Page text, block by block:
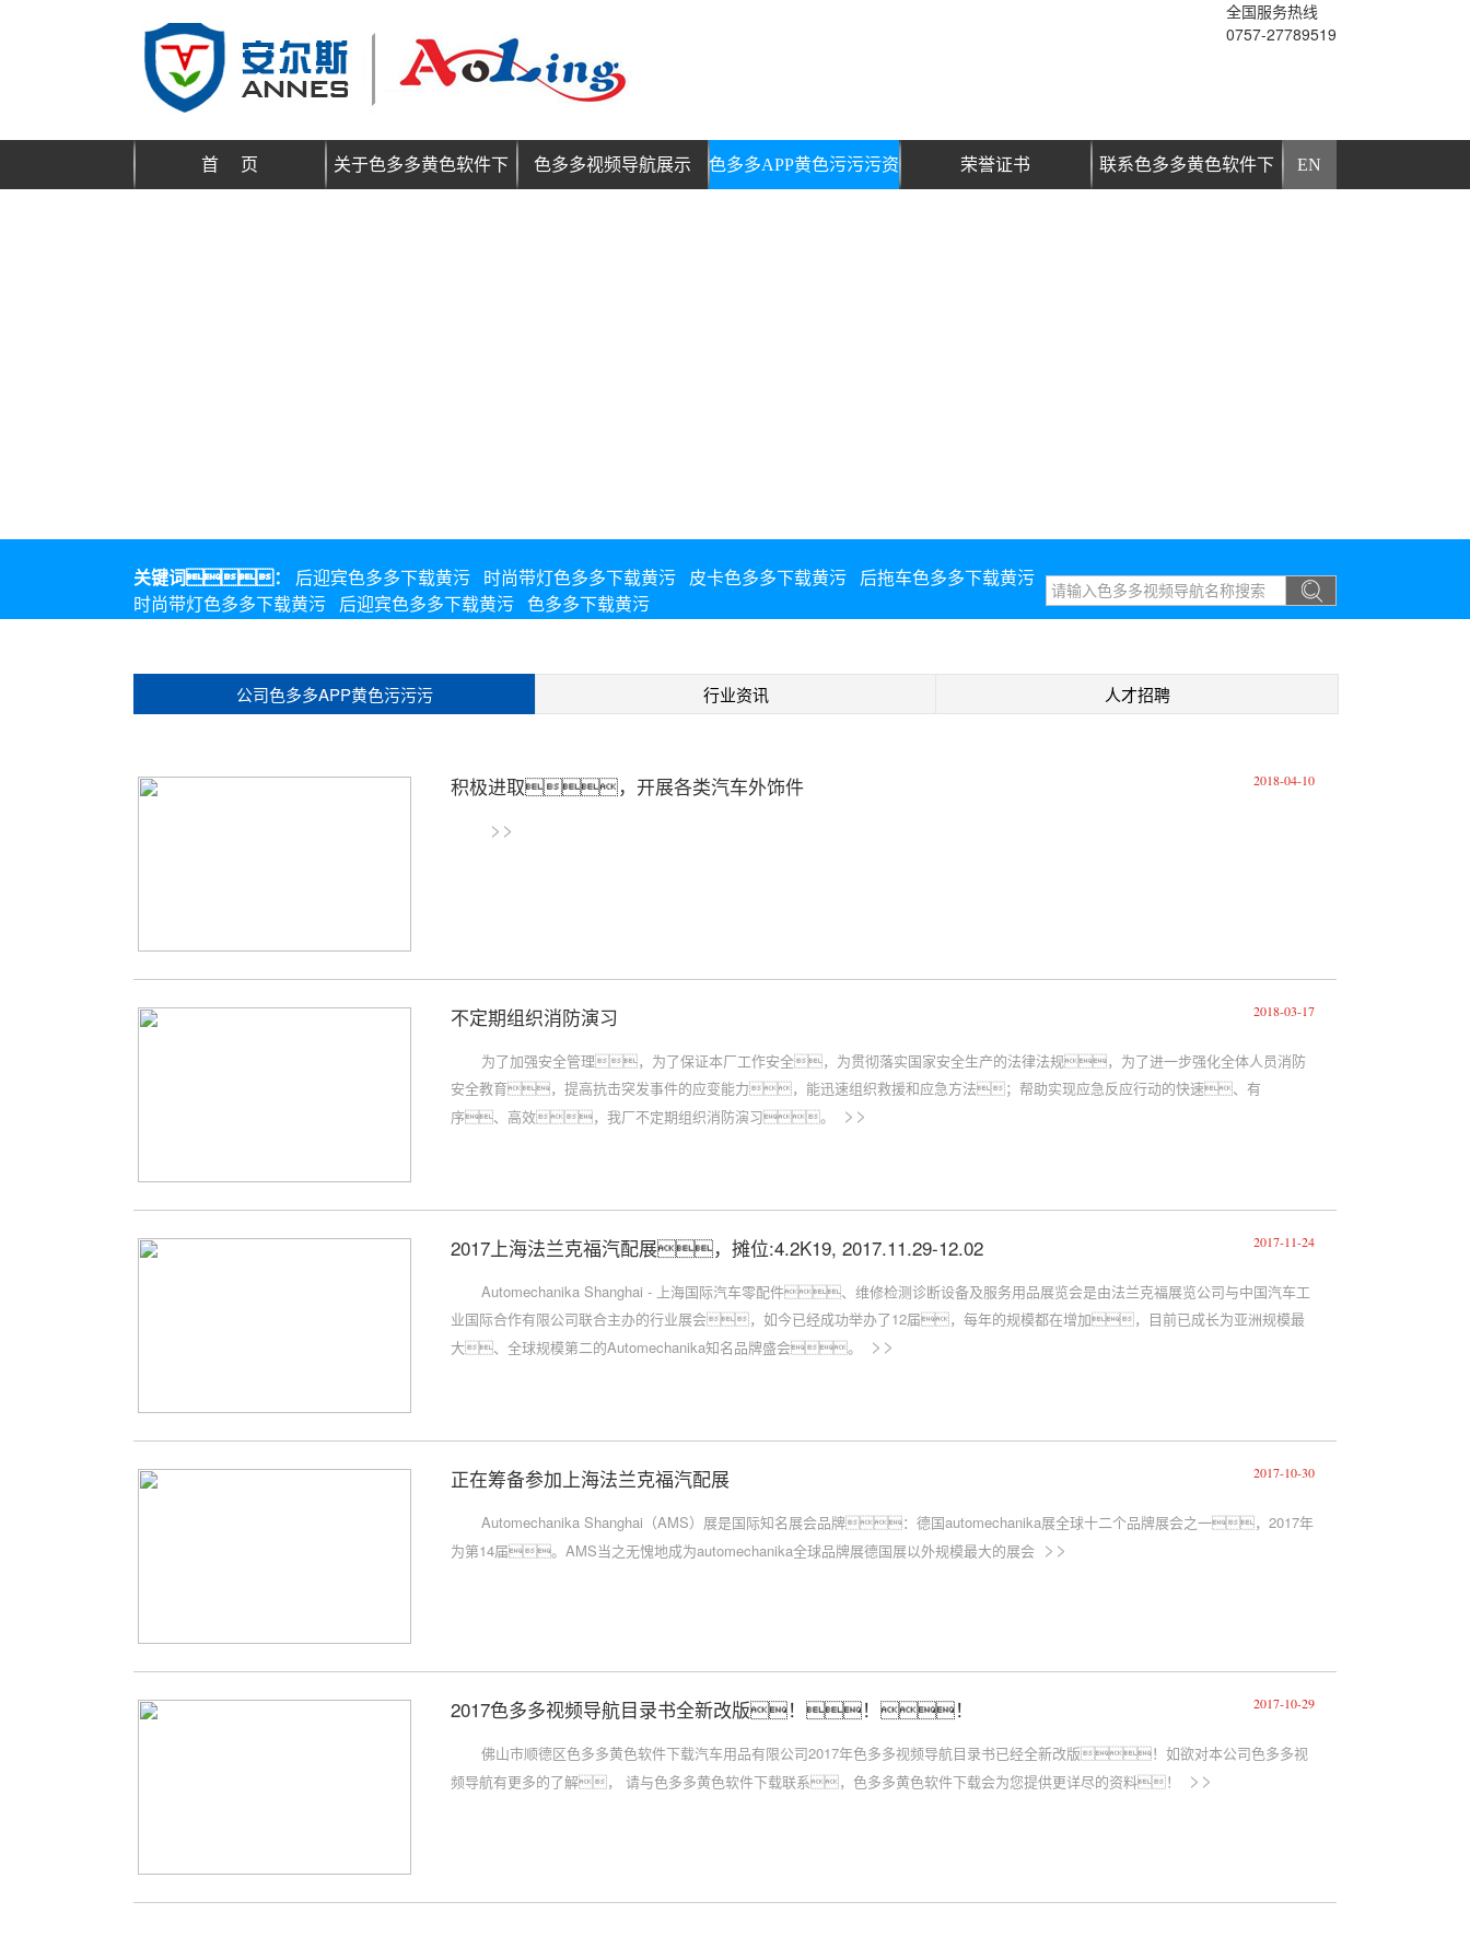
全国服务热线
0757-27789519
首 页 关于色多多黄色软件下 色多多视频导航展示 色多多APP黄色污污污资 荣誉证书 联系色多多黄色软件下 EN
关键词： 后迎宾色多多下载黄污 时尚带灯色多多下载黄污 皮卡色多多下载黄污 后拖车色多多下载黄污
时尚带灯色多多下载黄污 后迎宾色多多下载黄污 色多多下载黄污
公司色多多APP黄色污污污 行业资讯 人才招聘
积极进取，开展各类汽车外饰件 2018-04-10
>>
不定期组织消防演习 2018-03-17
为了加强安全管理，为了保证本厂工作安全，为贯彻落实国家安全生产的法律法规，为了进一步强化全体人员消防
安全教育，提高抗击突发事件的应变能力，能迅速组织救援和应急方法；帮助实现应急反应行动的快速、有
序、高效，我厂不定期组织消防演习。
>>
2017上海法兰克福汽配展，摊位:4.2K19, 2017.11.29-12.02 2017-11-24
Automechanika Shanghai - 上海国际汽车零配件、维修检测诊断设备及服务用品展览会是由法兰克福展览公司与中国汽车工
业国际合作有限公司联合主办的行业展会，如今已经成功举办了12届，每年的规模都在增加，目前已成长为亚洲规模最
大、全球规模第二的Automechanika知名品牌盛会。
>>
正在筹备参加上海法兰克福汽配展 2017-10-30
Automechanika Shanghai（AMS）展是国际知名展会品牌：德国automechanika展全球十二个品牌展会之一，2017年
为第14届。AMS当之无愧地成为automechanika全球品牌展德国展以外规模最大的展会 >>
2017色多多视频导航目录书全新改版！！！ 2017-10-29
佛山市顺德区色多多黄色软件下载汽车用品有限公司2017年色多多视频导航目录书已经全新改版！如欲对本公司色多多视
频导航有更多的了解， 请与色多多黄色软件下载联系，色多多黄色软件下载会为您提供更详尽的资料！
>>